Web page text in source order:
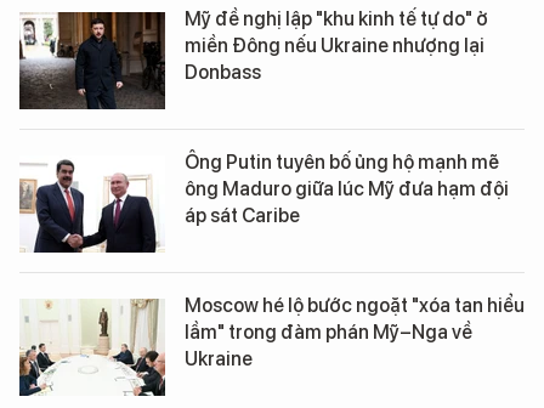
Mỹ đề nghị lập "khu kinh tế tự do" ở
miền Đông nếu Ukraine nhượng lại
Donbass
Ông Putin tuyên bố ủng hộ mạnh mẽ
ông Maduro giữa lúc Mỹ đưa hạm đội
áp sát Caribe
Moscow hé lộ bước ngoặt "xóa tan hiểu
lầm" trong đàm phán Mỹ–Nga về
Ukraine